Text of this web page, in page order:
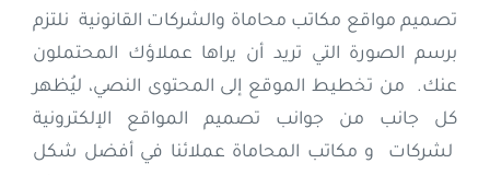
تصميم مواقع مكاتب محاماة والشركات القانونية نلتزم
برسم الصورة التي تريد أن يراها عملاؤك المحتملون
عنك. من تخطيط الموقع إلى المحتوى النصي، ليُظهر
كل جانب من جوانب تصميم المواقع الإلكترونية
لشركات و مكاتب المحاماة عملائنا في أفضل شكل